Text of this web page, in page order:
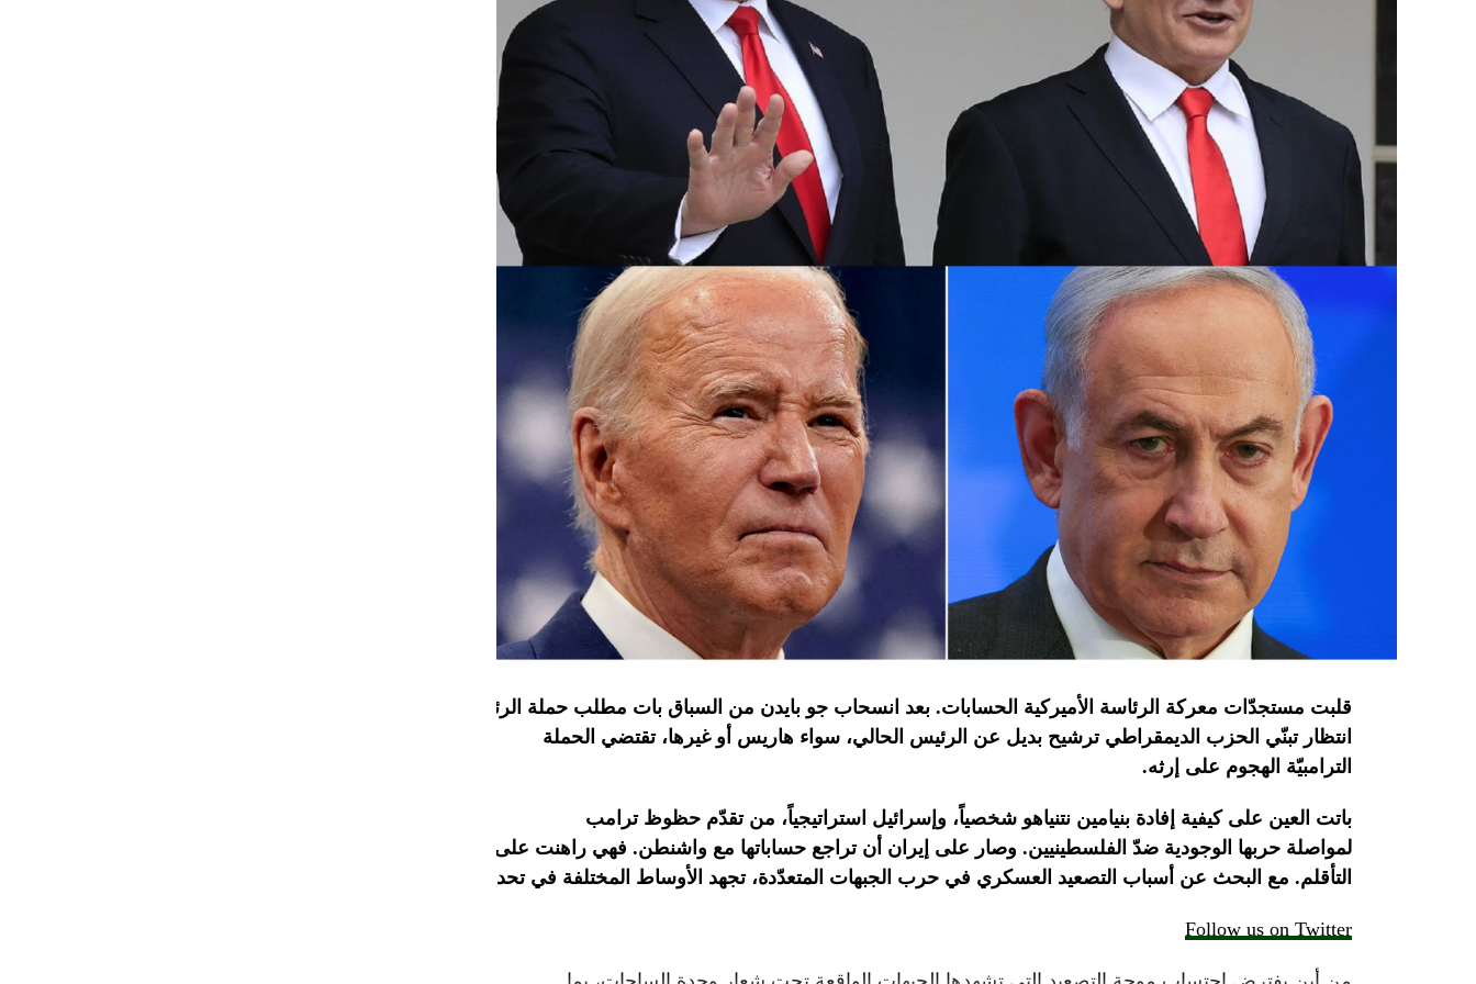
وتسود حالة من التوترات الأمنية في إسرائيل بعد أن أعلنت اغتيال القائد العسكري البارز بـ”الحزب”
فؤاد شكر في غارة جوية على مبنى في ضاحية بيروت الجنوبية، قبل أن يعلن الحزب اغتياله مساء
وبعدها بساعات أعلنت “حماس” اغتيال إسرائيل رئيس مكتبها السياسي إسماعيل هنية بغارة إسرائيلية
استهدفت مقر إقامته في طهران التي وصلها للمشاركة في حفل تنصيب الرئيس الإيراني الجديد
مسعود بزشكيان.
ومنذ 8 تشرين الأول تتبادل فصائل لبنانية وفلسطينية في لبنان، أبرزها “الحزب”، مع الجيش الإسرائيلي
قصفا يوميا عبر “الخط الأزرق” الفاصل، أسفر عن مئات القتلى والجرحى معظمهم في الجانب اللبناني.
وترهن الفصائل وقف القصف بإنهاء إسرائيل حربا تشنها بدعم أميركي على قطاع غزة منذ 7 تشرين
الأول، ما خلّف أكثر من 130 ألف قتيل وجريح فلسطينيين، معظمهم أطفال ونساء، وما يزيد على 10
آلاف مفقود.
قلبت مستجدّات معركة الرئاسة الأميركية الحسابات. بعد انسحاب جو بايدن من السباق بات مطلب حملة الرئيس
انتظار تبنّي الحزب الديمقراطي ترشيح بديل عن الرئيس الحالي، سواء هاريس أو غيرها، تقتضي الحملة
الترامبيّة الهجوم على إرثه.
باتت العين على كيفية إفادة بنيامين نتنياهو شخصياً، وإسرائيل استراتيجياً، من تقدّم حظوظ ترامب
لمواصلة حربها الوجودية ضدّ الفلسطينيين. وصار على إيران أن تراجع حساباتها مع واشنطن. فهي راهنت على
التأقلم. مع البحث عن أسباب التصعيد العسكري في حرب الجبهات المتعدّدة، تجهد الأوساط المختلفة في تحديد
Follow us on Twitter